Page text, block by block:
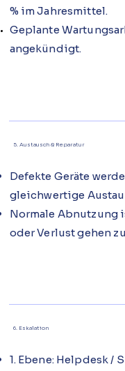
% im Jahresmittel.
Geplante
angekündigt.
5. Austausch & Reparatur
Defekte Geräte
gleichwertige
Normale Abnutzung
oder Verlust gehen
6. Eskalation
1. Ebene: Helpdesk /